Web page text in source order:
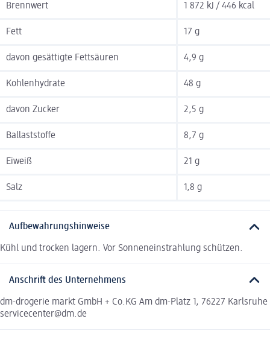
Brennwert 1 872 kJ / 446 kcal
Fett 17 g
davon gesättigte Fettsäuren 4,9 g
Kohlenhydrate 48 g
davon Zucker 2,5 g
Ballaststoffe 8,7 g
Eiweiß 21 g
Salz 1,8 g
Aufbewahrungshinweise
Kühl und trocken lagern. Vor Sonneneinstrahlung schützen.
Anschrift des Unternehmens
dm-drogerie markt GmbH + Co.KG Am dm-Platz 1, 76227 Karlsruhe
servicecenter@dm.de